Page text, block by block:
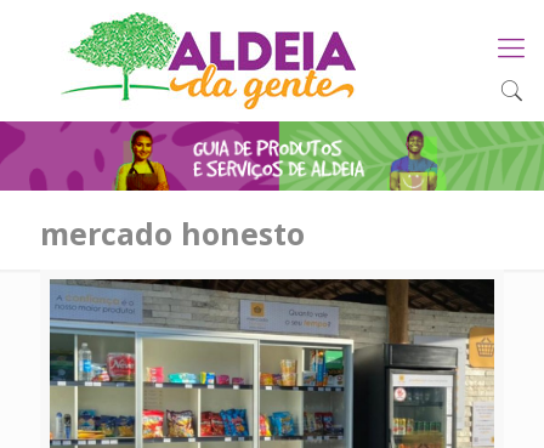
mercado honesto